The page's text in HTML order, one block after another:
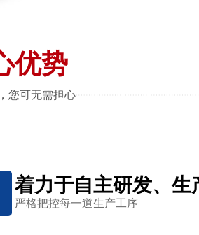
优势
您可无需担心
着力于自主研发、
严格把控每一道生产工序